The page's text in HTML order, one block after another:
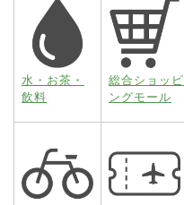
水・お茶・
飲料
総合ショッピ
ングモール